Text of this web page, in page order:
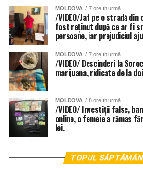
MOLDOVA 7 ore în urmă
/VIDEO/Jaf pe o stradă din
fost reținut după ce ar fi
persoane, iar prejudiciul
MOLDOVA 7 ore în urmă
/VIDEO/ Descinderi la
marijuana, ridicate de la
MOLDOVA 8 ore în urmă
/VIDEO/ Investiții false,
online, o femeie a rămas
lei.
TOPUL